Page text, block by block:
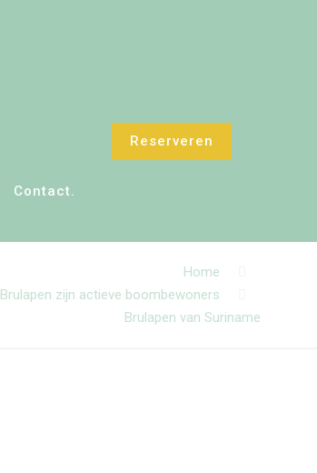
Contact.
Reserveren
Home
Brulapen zijn actieve boombewoners
Brulapen van Suriname